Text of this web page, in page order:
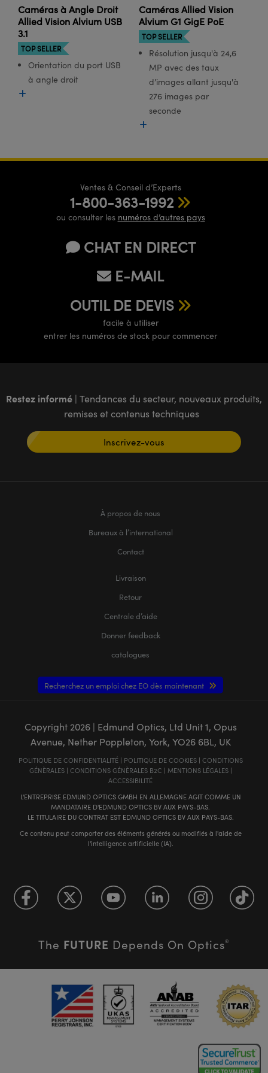
ou Coupleurs
de Poche ou à Mesure Directe
pour Caméras
Optiques Lightpath
Labs™
Gratings™
Optiques de SCHOTT
Caméras à Angle Droit
Allied Vision Alvium USB
3.1
TOP SELLER
Orientation du port USB
à angle droit
Caméras Allied Vision
Alvium G1 GigE PoE
TOP SELLER
Résolution jusqu'à 24,6
MP avec des taux
d’images allant jusqu'à
276 images par
seconde
Ventes & Conseil d’Experts
1-800-363-1992
ou consulter les numéros d’autres pays
CHAT EN DIRECT
E-MAIL
OUTIL DE DEVIS
facile à utiliser
entrer les numéros de stock pour commencer
Restez informé | Tendances du secteur, nouveaux produits,
remises et contenus techniques
Inscrivez-vous
À propos de nous
Bureaux à l’international
Contact
Livraison
Retour
Centrale d’aide
Donner feedback
catalogues
Recherchez un emploi chez EO dès maintenant
Copyright 2026| Edmund Optics, Ltd Unit 1, Opus
Avenue, Nether Poppleton, York, YO26 6BL, UK
POLITIQUE DE CONFIDENTIALITÉ| POLITIQUE DE COOKIES| CONDITIONS
GÉNÈRALES| CONDITIONS GÉNÈRALES B2C | MENTIONS LÉGALES|
ACCESSIBILITÉ
L'ENTREPRISE EDMUND OPTICS GMBH EN ALLEMAGNE AGIT COMME UN
MANDATAIRE D'EDMUND OPTICS BV AUX PAYS-BAS.
LE TITULAIRE DU CONTRAT EST EDMUND OPTICS BV AUX PAYS-BAS.
Ce contenu peut comporter des éléments générés ou modifiés à l'aide de
l'intelligence artificielle (IA).
The FUTURE Depends On Optics®